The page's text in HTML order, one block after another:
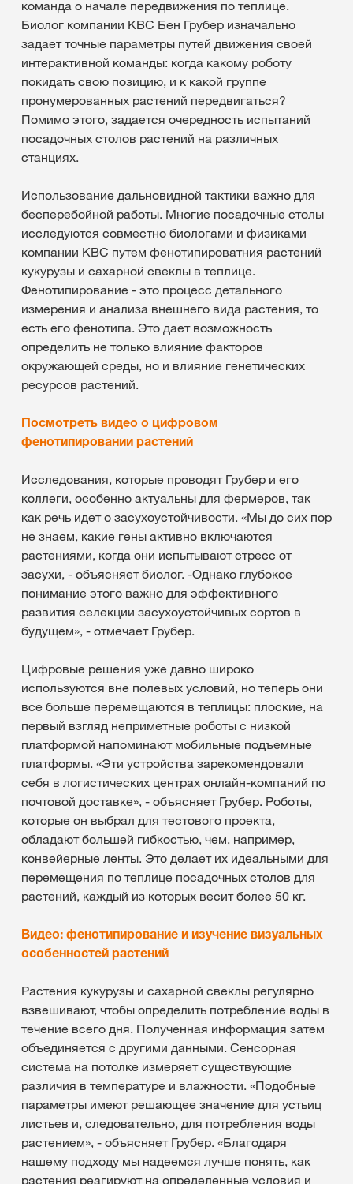
команда о начале передвижения по теплице.
Биолог компании КВС Бен Грубер изначально
задает точные параметры путей движения своей
интерактивной команды: когда какому роботу
покидать свою позицию, и к какой группе
пронумерованных растений передвигаться?
Помимо этого, задается очередность испытаний
посадочных столов растений на различных
станциях.
Использование дальновидной тактики важно для
бесперебойной работы. Многие посадочные столы
исследуются совместно биологами и физиками
компании КВС путем фенотипироватния растений
кукурузы и сахарной свеклы в теплице.
Фенотипирование - это процесс детального
измерения и анализа внешнего вида растения, то
есть его фенотипа. Это дает возможность
определить не только влияние факторов
окружающей среды, но и влияние генетических
ресурсов растений.
Посмотреть видео о цифровом
фенотипировании растений
Исследования, которые проводят Грубер и его
коллеги, особенно актуальны для фермеров, так
как речь идет о засухоустойчивости. «Мы до сих пор
не знаем, какие гены активно включаются
растениями, когда они испытывают стресс от
засухи, - объясняет биолог. -Однако глубокое
понимание этого важно для эффективного
развития селекции засухоустойчивых сортов в
будущем», - отмечает Грубер.
Цифровые решения уже давно широко
используются вне полевых условий, но теперь они
все больше перемещаются в теплицы: плоские, на
первый взгляд неприметные роботы с низкой
платформой напоминают мобильные подъемные
платформы. «Эти устройства зарекомендовали
себя в логистических центрах онлайн-компаний по
почтовой доставке», - объясняет Грубер. Роботы,
которые он выбрал для тестового проекта,
обладают большей гибкостью, чем, например,
конвейерные ленты. Это делает их идеальными для
перемещения по теплице посадочных столов для
растений, каждый из которых весит более 50 кг.
Видео: фенотипирование и изучение визуальных
особенностей растений
Растения кукурузы и сахарной свеклы регулярно
взвешивают, чтобы определить потребление воды в
течение всего дня. Полученная информация затем
объединяется с другими данными. Сенсорная
система на потолке измеряет существующие
различия в температуре и влажности. «Подобные
параметры имеют решающее значение для устьиц
листьев и, следовательно, для потребления воды
растением», - объясняет Грубер. «Благодаря
нашему подходу мы надеемся лучше понять, как
растения реагируют на определенные условия и